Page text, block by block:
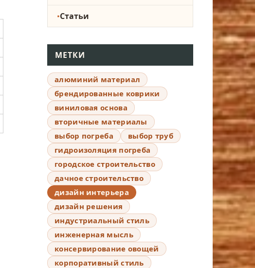
Статьи
МЕТКИ
алюминий материал
брендированные коврики
виниловая основа
вторичные материалы
выбор погреба
выбор труб
гидроизоляция погреба
городское строительство
дачное строительство
дизайн интерьера
дизайн решения
индустриальный стиль
инженерная мысль
консервирование овощей
корпоративный стиль